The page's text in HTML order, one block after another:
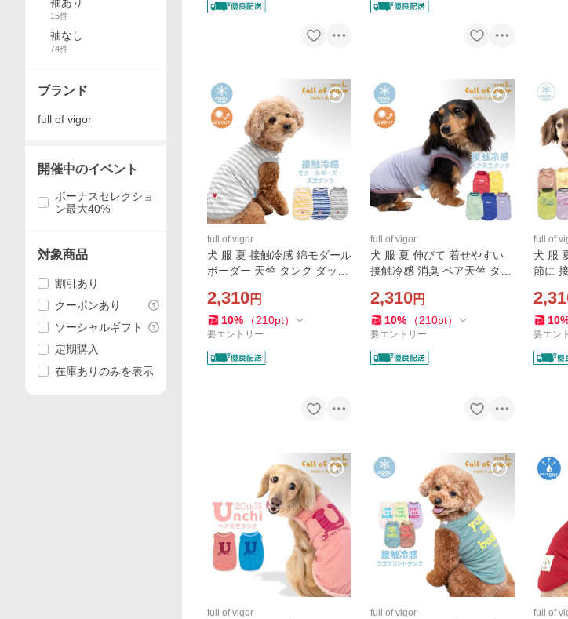
full of vigor
犬 服 夏 接触冷感 綿モダール
ボーダー 天竺 タンク ダック
クトップ 冷感 ひんやり クー
ル 夏用冷感服 ミニチュアダ
ックス
2,310円
10% （210pt）
要エントリー
full of vigor
犬 服 夏 伸びて 着せやすい
接触冷感 消臭 ベア天竺 タン
対策 タンクトップ 冷感 ひん
やり クール ミニチュアダッ
クス
2,310円
10% （210pt）
要エントリー
full of
犬 服
節に
毛対策
んや
ックス
10
要エン
full of vigor full of vigor full of
リーパー）
15件
袖なし
74件
ブランド
full of vigor
開催中のイベント
ボーナスセレクショ
ン最大40%
対象商品
割引あり
クーポンあり
ソーシャルギフト
定期購入
在庫ありのみを表示